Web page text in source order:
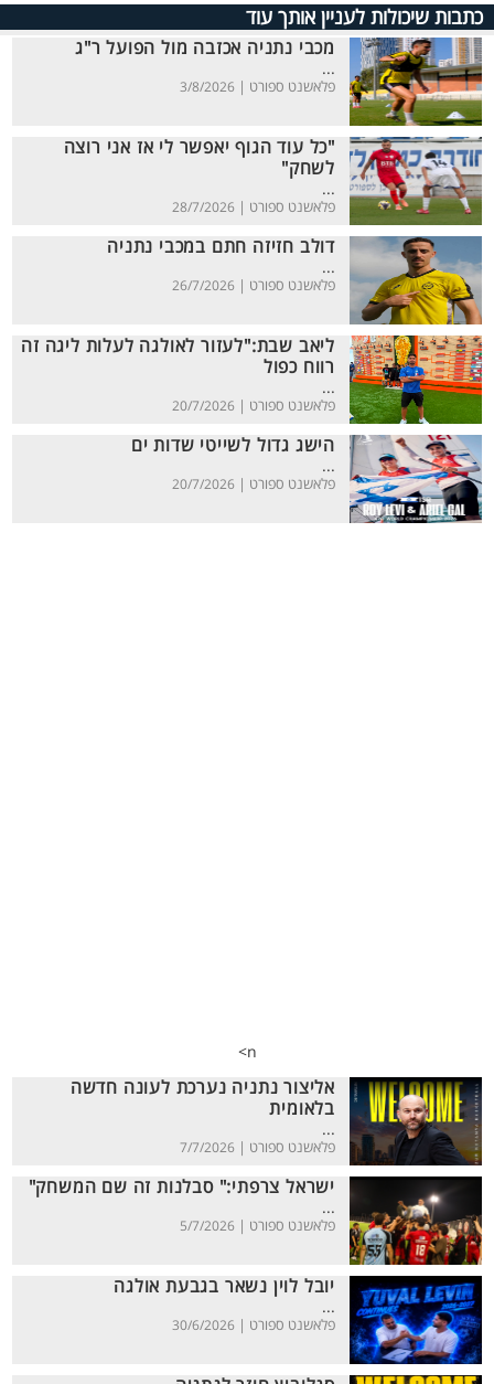
כתבות שיכולות לעניין אותך עוד
מכבי נתניה אכזבה מול הפועל ר"ג
...
פלאשנט ספורט | 3/8/2026
"כל עוד הגוף יאפשר לי אז אני רוצה
לשחק"
...
פלאשנט ספורט | 28/7/2026
דולב חזיזה חתם במכבי נתניה
...
פלאשנט ספורט | 26/7/2026
ליאב שבת:"לעזור לאולגה לעלות ליגה זה
רווח כפול
...
פלאשנט ספורט | 20/7/2026
הישג גדול לשייטי שדות ים
...
פלאשנט ספורט | 20/7/2026
n>
אליצור נתניה נערכת לעונה חדשה
בלאומית
...
פלאשנט ספורט | 7/7/2026
ישראל צרפתי:" סבלנות זה שם המשחק"
...
פלאשנט ספורט | 5/7/2026
יובל לוין נשאר בגבעת אולגה
...
פלאשנט ספורט | 30/6/2026